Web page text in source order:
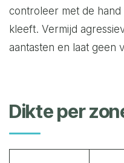
controleer met de
kleeft. Vermijd
aantasten en laat geen
Dikte per